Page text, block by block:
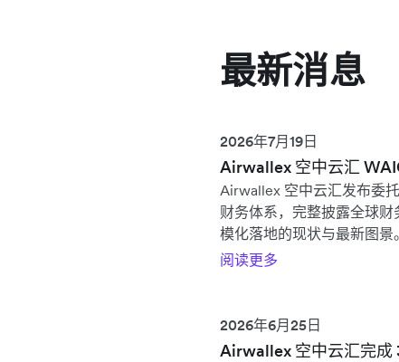
最新消息
2026年7月19日
Airwallex 空中云汇
Airwallex 空中云汇发布委
财务体系，完整披露全球
模化落地的现状与最新图景。
阅读更多
2026年6月25日
Airwallex 空中云汇完成